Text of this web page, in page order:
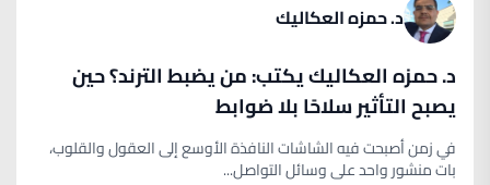
د. حمزه العكاليك
د. حمزه العكاليك يكتب: من يضبط الترند؟ حين
يصبح التأثير سلاحًا بلا ضوابط
في زمن أصبحت فيه الشاشات النافذة الأوسع إلى العقول والقلوب،
بات منشور واحد على وسائل التواصل...